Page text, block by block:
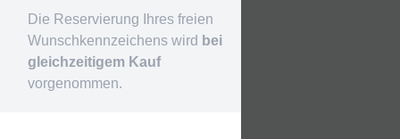
Die Reservierung Ihres freien
Wunschkennzeichens wird bei
gleichzeitigem Kauf
vorgenommen.